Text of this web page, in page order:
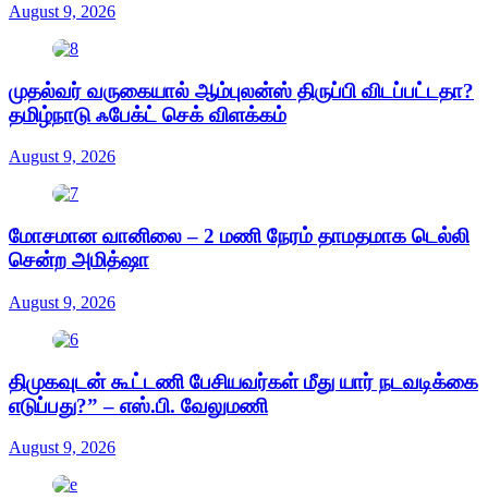
August 9, 2026
முதல்வர் வருகையால் ஆம்புலன்ஸ் திருப்பி விடப்பட்டதா?
தமிழ்நாடு ஃபேக்ட் செக் விளக்கம்
August 9, 2026
மோசமான வானிலை – 2 மணி நேரம் தாமதமாக டெல்லி
சென்ற அமித்ஷா
August 9, 2026
திமுகவுடன் கூட்டணி பேசியவர்கள் மீது யார் நடவடிக்கை
எடுப்பது?” – எஸ்.பி. வேலுமணி
August 9, 2026